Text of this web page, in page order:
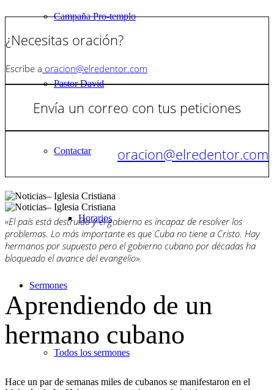
Campaña Pro-templo
Pastor David
Contactar
Horarios
Sermones
Todos los sermones
¿Necesitas oración?
Escribe a oracion@elredentor.com
Envía un correo con tus peticiones
oracion@elredentor.com
«El país está destruido y el gobierno es incapaz de resolver los
problemas. Lo más importante es que Cuba no tiene a Cristo. Hay
hermanos por supuesto pero el gobierno cubano por décadas ha
bloqueado el avance del evangelio».
Aprendiendo de un
hermano cubano
Hace un par de semanas miles de cubanos se manifestaron en el